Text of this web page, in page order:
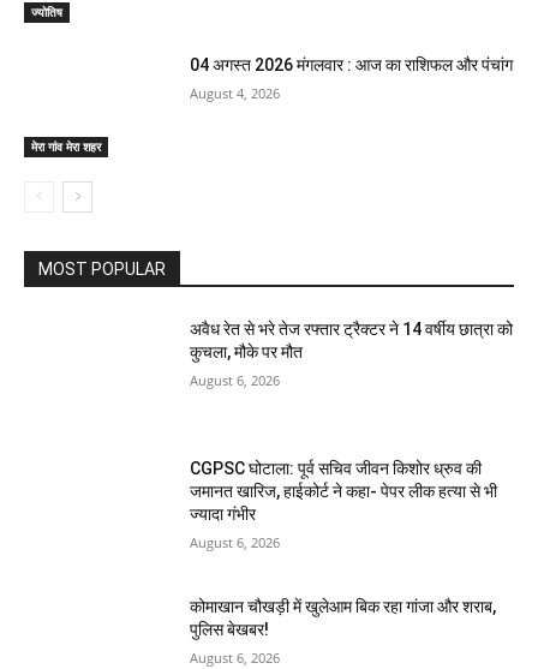
ज्योतिष
मेरा गांव मेरा शहर
04 अगस्त 2026 मंगलवार : आज का राशिफल और पंचांग
August 4, 2026
MOST POPULAR
अवैध रेत से भरे तेज रफ्तार ट्रैक्टर ने 14 वर्षीय छात्रा को
कुचला, मौके पर मौत
August 6, 2026
CGPSC घोटाला: पूर्व सचिव जीवन किशोर ध्रुव की
जमानत खारिज, हाईकोर्ट ने कहा- पेपर लीक हत्या से भी
ज्यादा गंभीर
August 6, 2026
कोमाखान चौखड़ी में खुलेआम बिक रहा गांजा और शराब,
पुलिस बेखबर!
August 6, 2026